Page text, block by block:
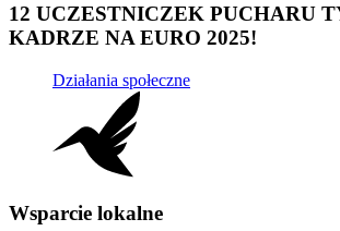
12 UCZESTNICZEK PUCHARU
KADRZE NA EURO 2025!
Działania społeczne
Wsparcie lokalne